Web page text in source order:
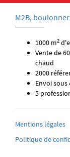
M2B,
1000 m2
Vente de
chaud
2000
Envoi
5
Mentions légales
Politique de